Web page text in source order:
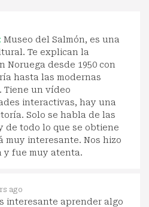
Museo del Salmón, es una
Te explican la
Noruega desde 1950 con
hasta las modernas
Tiene un vídeo
interactivas, hay una
Solo se habla de las
de todo lo que se obtiene
muy interesante. Nos hizo
y fue muy atenta.
ago
interesante aprender algo